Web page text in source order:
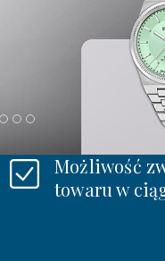
Możliwość
towaru w